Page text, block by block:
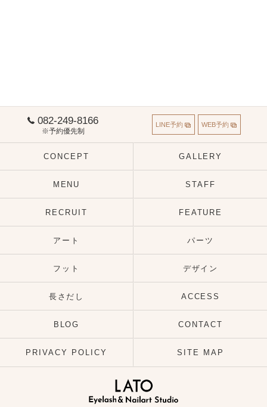
082-249-8166
※予約優先制
LINE予約 WEB予約
CONCEPT GALLERY
MENU STAFF
RECRUIT FEATURE
アート パーツ
フット デザイン
長さだし ACCESS
BLOG CONTACT
PRIVACY POLICY SITE MAP